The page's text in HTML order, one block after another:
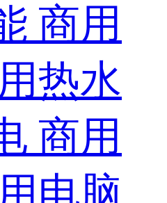
商用
热水
商用
电脑